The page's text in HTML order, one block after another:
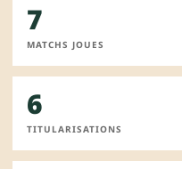
7
MATCHS JOUES
6
TITULARISATIONS